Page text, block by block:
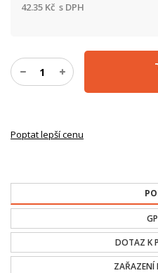
42.35 Kč s DPH
Poptat lepší cenu
DOTAZ K
ZAŘAZENÍ